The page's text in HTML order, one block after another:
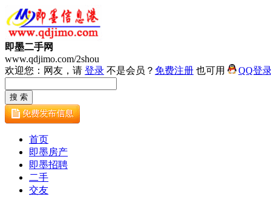
即墨二手网
www.qdjimo.com/2shou
欢迎您：网友，请 登录 不是会员？ 免费注册 也可用 QQ登
首页
即墨房产
即墨招聘
二手
交友